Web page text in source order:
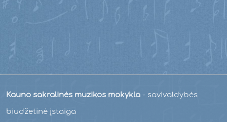
Kauno sakralinės muzikos mokykla - savivaldybės
biudžetinė įstaiga